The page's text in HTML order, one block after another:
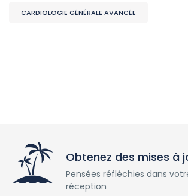
CARDIOLOGIE GÉNÉRALE AVANCÉE
Obtenez des mises à
Pensées réfléchies dans
réception